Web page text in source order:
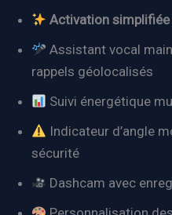
Activation simplifiée
Assistant vocal
rappels géolocalisés
Suivi énergétique
Indicateur d’angle
sécurité
Dashcam avec